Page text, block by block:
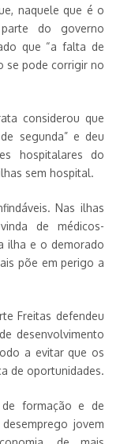
naquele que é o
do governo
que “a falta de
se pode corrigir no
considerou que
segunda” e deu
hospitalares do
sem hospital.
Nas ilhas
de médicos-
ilha e o demorado
põe em perigo a
Freitas defendeu
desenvolvimento
a evitar que os
de oportunidades.
de formação e de
jovem